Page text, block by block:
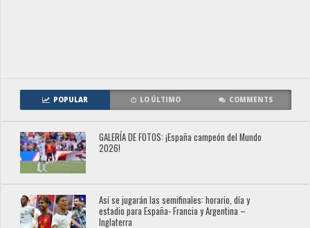
POPULAR LO ÚLTIMO COMMENTS
GALERÍA DE FOTOS: ¡España campeón del Mundo
2026!
Así se jugarán las semifinales: horario, día y
estadio para España- Francia y Argentina –
Inglaterra